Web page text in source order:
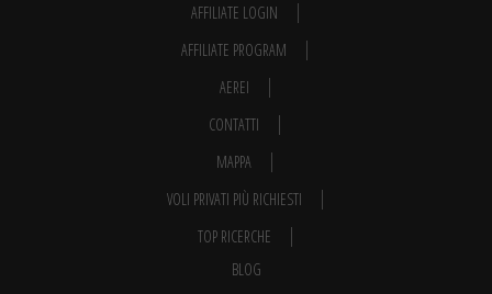
AFFILIATE LOGIN
AFFILIATE PROGRAM
AEREI
CONTATTI
MAPPA
VOLI PRIVATI PIÙ RICHIESTI
TOP RICERCHE
BLOG